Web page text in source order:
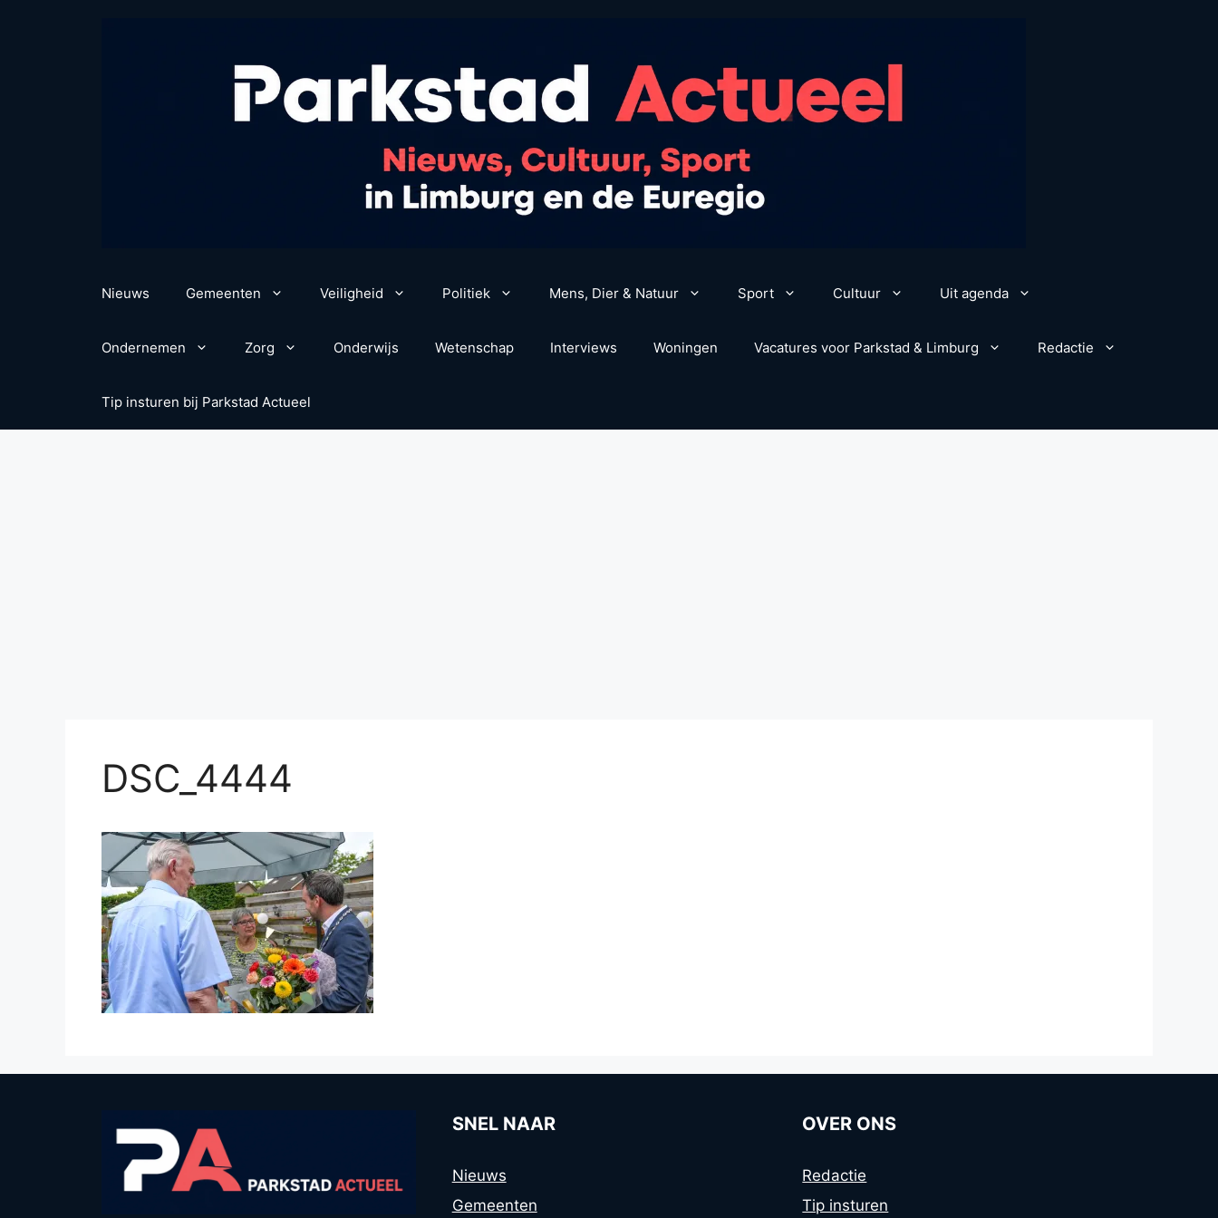
Nieuws Gemeenten Veiligheid Politiek Mens, Dier & Natuur Sport Cultuur Uit agenda
Ondernemen Zorg Onderwijs Wetenschap Interviews Woningen Vacatures voor Parkstad & Limburg Redactie
Tip insturen bij Parkstad Actueel
DSC_4444
SNEL NAAR
Nieuws
Gemeenten
OVER ONS
Redactie
Tip insturen